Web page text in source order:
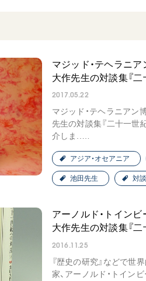
基本情報
会員サポート
座談会御書ｅ講義
要旨
御書検索［新版］
マジッド・テヘラニア
大作先生の対談集『
2017.05.22
マジッド・テヘラニアン
先生の対談集『二十一世
介しま..…
アジア・オセアニア
池田先生 対
アーノルド・トインビ
大作先生の対談集『
2016.11.25
『歴史の研究』などで世
家、アーノルド・トイン